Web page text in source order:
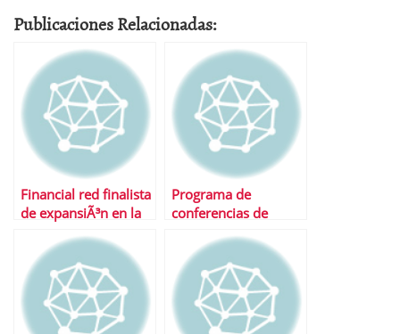
Publicaciones Relacionadas:
Financial red finalista
de expansiÃ³n en la
innovaciÃ³n en
portales
Programa de
conferencias de
2011